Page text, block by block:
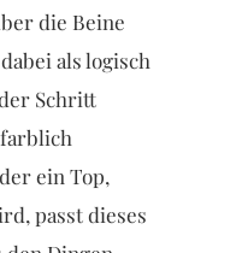
die Beine
als logisch
Schritt
ein Top,
passt dieses